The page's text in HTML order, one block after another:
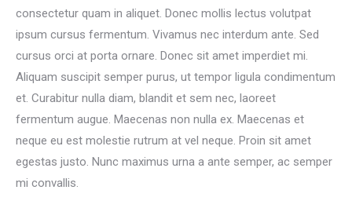
consectetur quam in aliquet. Donec mollis lectus volutpat
ipsum cursus fermentum. Vivamus nec interdum ante. Sed
cursus orci at porta ornare. Donec sit amet imperdiet mi.
Aliquam suscipit semper purus, ut tempor ligula condimentum
et. Curabitur nulla diam, blandit et sem nec, laoreet
fermentum augue. Maecenas non nulla ex. Maecenas et
neque eu est molestie rutrum at vel neque. Proin sit amet
egestas justo. Nunc maximus urna a ante semper, ac semper
mi convallis.